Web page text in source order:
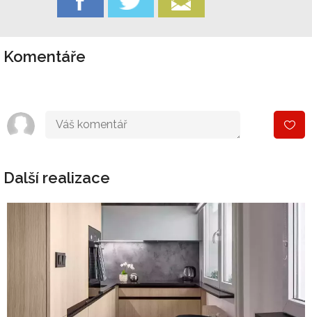
Komentáře
Další realizace